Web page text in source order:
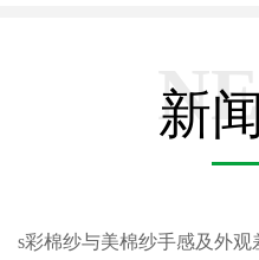
新闻
s彩棉纱与美棉纱手感及外观